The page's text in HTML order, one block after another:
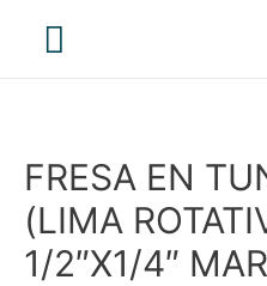
Menú
FRESA EN
(LIMA
1/2″X1/4″